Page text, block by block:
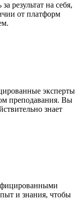
результат на себя,
от платформ
эксперты
преподавания. Вы
знает
и знания, чтобы